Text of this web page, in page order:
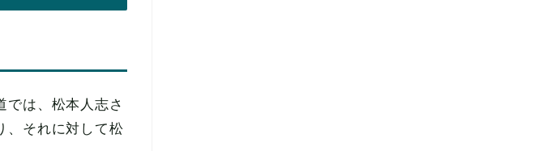
では、松本人志さ
、それに対して松